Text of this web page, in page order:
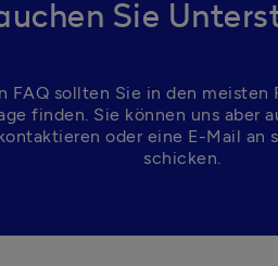
Sie
FAQ sollten Sie in den
finden. Sie können uns aber
oder eine E-Mail an
schicken.